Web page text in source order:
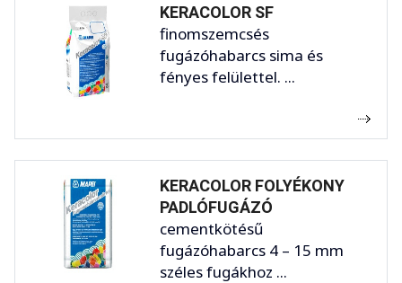
KERACOLOR SF
finomszemcsés
fugázóhabarcs sima és
fényes felülettel. ...
KERACOLOR FOLYÉKONY
PADLÓFUGÁZÓ
cementkötésű
fugázóhabarcs 4 – 15 mm
széles fugákhoz ...